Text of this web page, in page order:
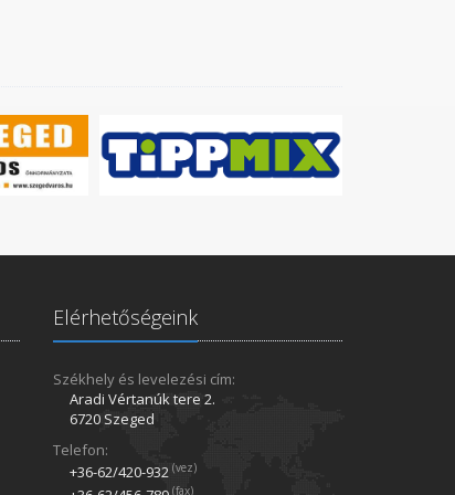
Elérhetőségeink
Székhely és levelezési cím:
Aradi Vértanúk tere 2.
6720 Szeged
Telefon:
+36-62/420­-932 (vez)
(fax)